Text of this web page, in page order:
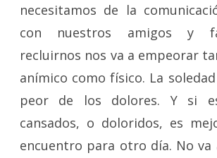
necesitamos de la
con nuestros amigos y
recluirnos nos va a empeorar
anímico como físico. La
peor de los dolores. Y si
cansados, o doloridos, es
encuentro para otro día. No va